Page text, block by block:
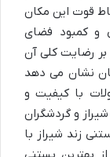
قوت این مکان
و کمبود فضای
بر رضایت کلی آن
نشان می دهد
با کیفیت و
و گردشگران
زند شیراز با